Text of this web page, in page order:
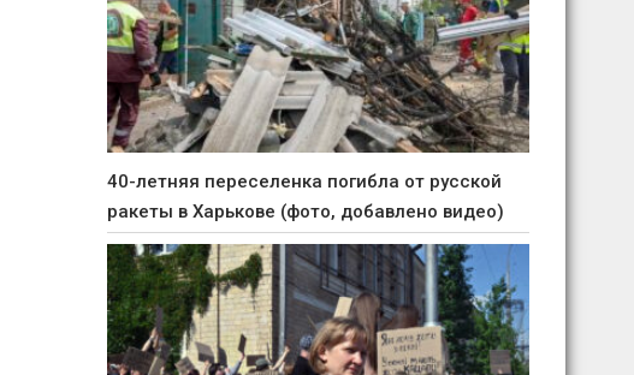
40-летняя переселенка погибла от русской
ракеты в Харькове (фото, добавлено видео)